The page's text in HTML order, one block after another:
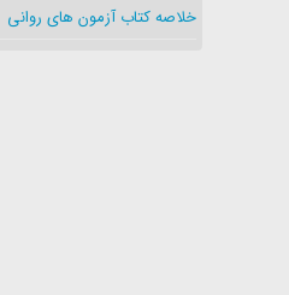
خلاصه کتاب آزمون های روانی